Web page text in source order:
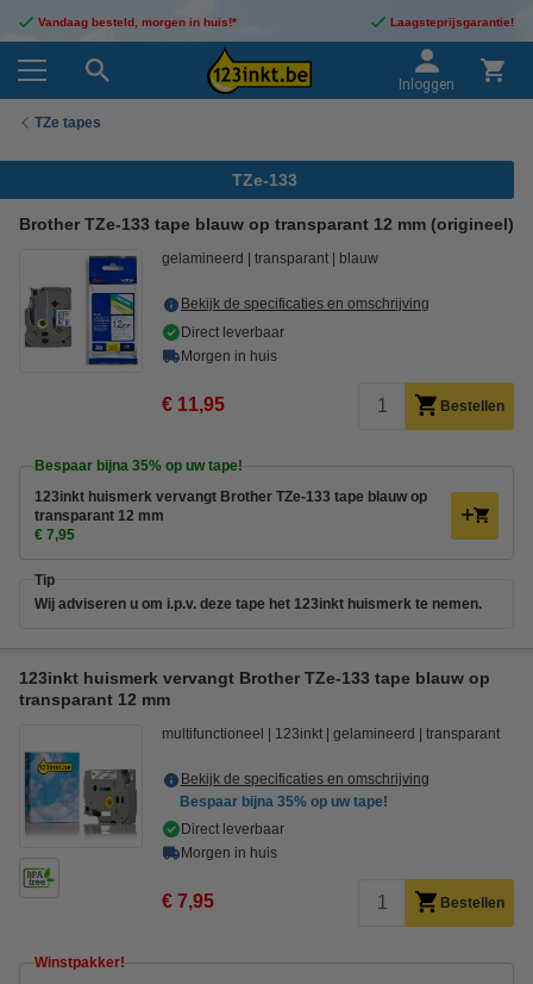
Vandaag besteld, morgen in huis!* Laagsteprijsgarantie!
Inloggen
TZe tapes
TZe-133
Brother TZe-133 tape blauw op transparant 12 mm (origineel)
gelamineerd transparant blauw
Bekijk de specificaties en omschrijving
Direct leverbaar
Morgen in huis
€ 11,95 Bestellen
Bespaar bijna 35% op uw tape!
123inkt huismerk vervangt Brother TZe-133 tape blauw op
transparant 12 mm
€ 7,95
Tip
Wij adviseren u om i.p.v. deze tape het 123inkt huismerk te nemen.
123inkt huismerk vervangt Brother TZe-133 tape blauw op
transparant 12 mm
multifunctioneel 123inkt gelamineerd transparant
Bekijk de specificaties en omschrijving
Bespaar bijna 35% op uw tape!
Direct leverbaar
Morgen in huis
€ 7,95 Bestellen
Winstpakker!